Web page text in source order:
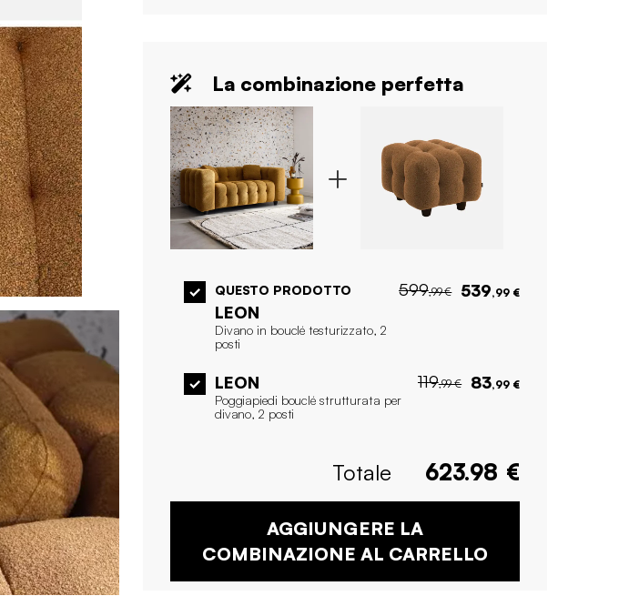
La combinazione perfetta
QUESTO PRODOTTO
LEON
Divano in bouclé testurizzato, 2
posti
599,99 € 539,99 €
LEON
Poggiapiedi bouclé strutturata per
divano, 2 posti
119,99 € 83,99 €
Totale 623.98 €
AGGIUNGERE LA
COMBINAZIONE AL CARRELLO